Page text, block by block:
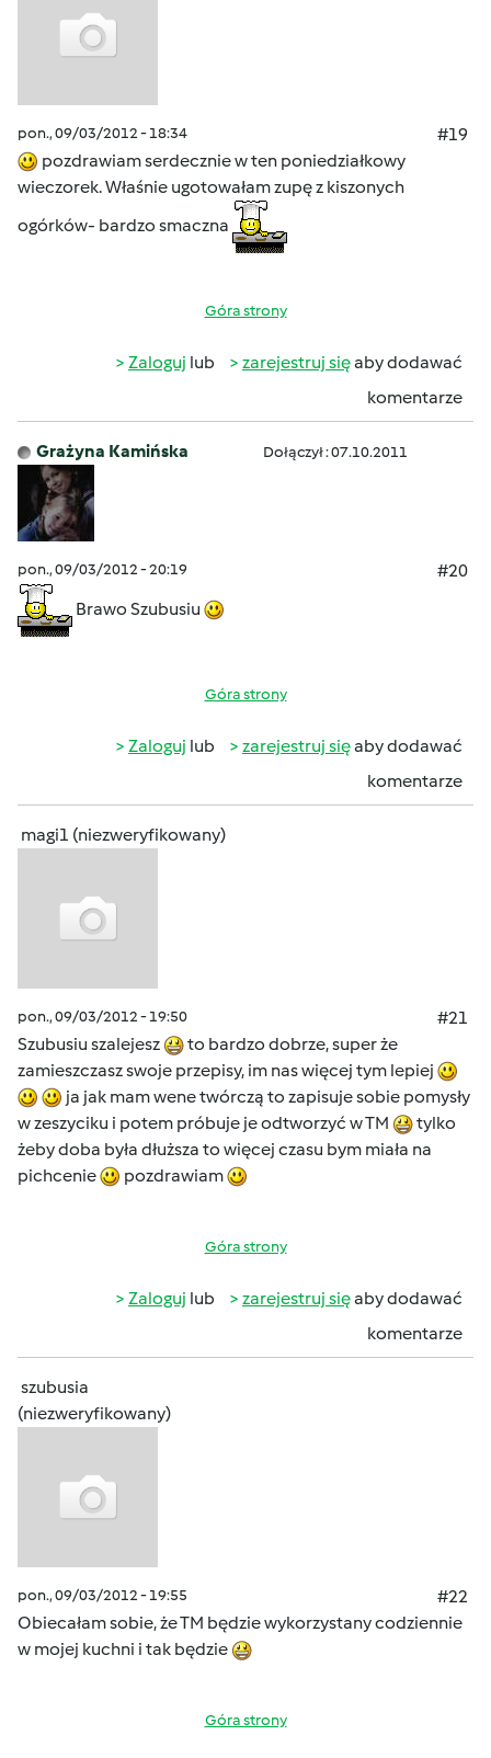
pon., 09/03/2012 - 18:34
#19
pozdrawiam serdecznie w ten poniedziałkowy
wieczorek. Właśnie ugotowałam zupę z kiszonych
ogórków- bardzo smaczna
Góra strony
Zaloguj lub zarejestruj sięaby dodawać
komentarze
Grażyna Kamińska Dołączył : 07.10.2011
pon., 09/03/2012 - 20:19
#20
Brawo Szubusiu
Góra strony
Zaloguj lub zarejestruj sięaby dodawać
komentarze
magi1 (niezweryfikowany)
pon., 09/03/2012 - 19:50
#21
Szubusiu szalejesz
to bardzo dobrze, super że
zamieszczasz swoje przepisy, im nas więcej tym lepiej
ja jak mam wene twórczą to zapisuje sobie pomysły
w zeszyciku i potem próbuje je odtworzyć w TM
tylko
żeby doba była dłuższa to więcej czasu bym miała na
pichcenie
pozdrawiam
Góra strony
Zaloguj lub zarejestruj sięaby dodawać
komentarze
szubusia
(niezweryfikowany)
pon., 09/03/2012 - 19:55
#22
Obiecałam sobie, że TM będzie wykorzystany codziennie
w mojej kuchni i tak będzie
Góra strony